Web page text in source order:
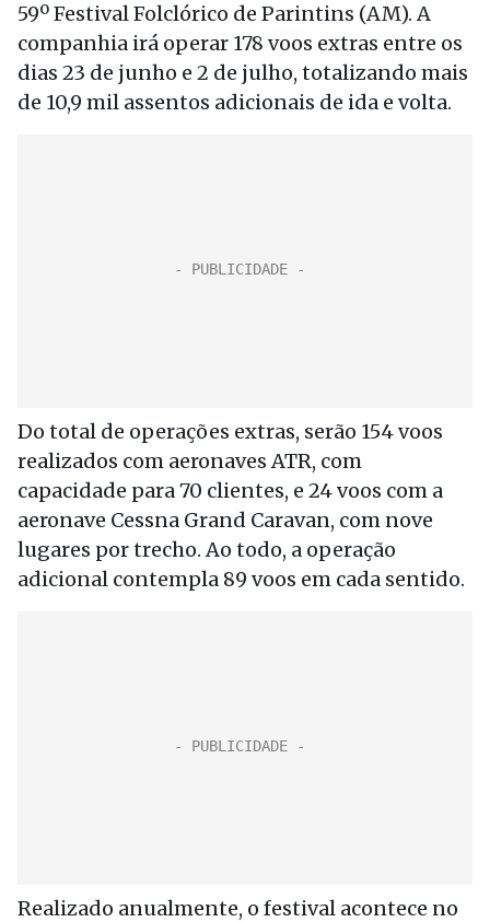
59º Festival Folclórico de Parintins (AM). A
companhia irá operar 178 voos extras entre os
dias 23 de junho e 2 de julho, totalizando mais
de 10,9 mil assentos adicionais de ida e volta.
Do total de operações extras, serão 154 voos
realizados com aeronaves ATR, com
capacidade para 70 clientes, e 24 voos com a
aeronave Cessna Grand Caravan, com nove
lugares por trecho. Ao todo, a operação
adicional contempla 89 voos em cada sentido.
Realizado anualmente, o festival acontece no